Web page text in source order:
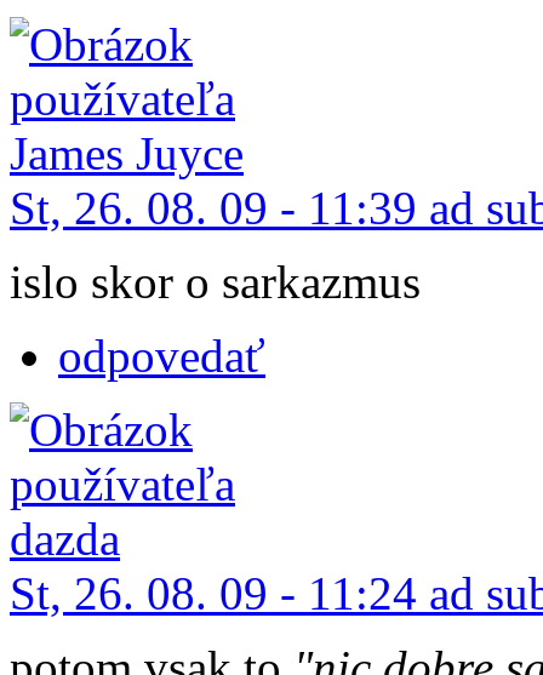
St, 26. 08. 09 - 11:39 ad
islo skor o sarkazmus
odpovedať
St, 26. 08. 09 - 11:24 ad